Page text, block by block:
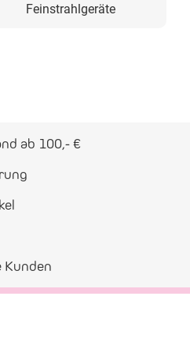
Feinstrahlgeräte
ab 100,- €
Kunden